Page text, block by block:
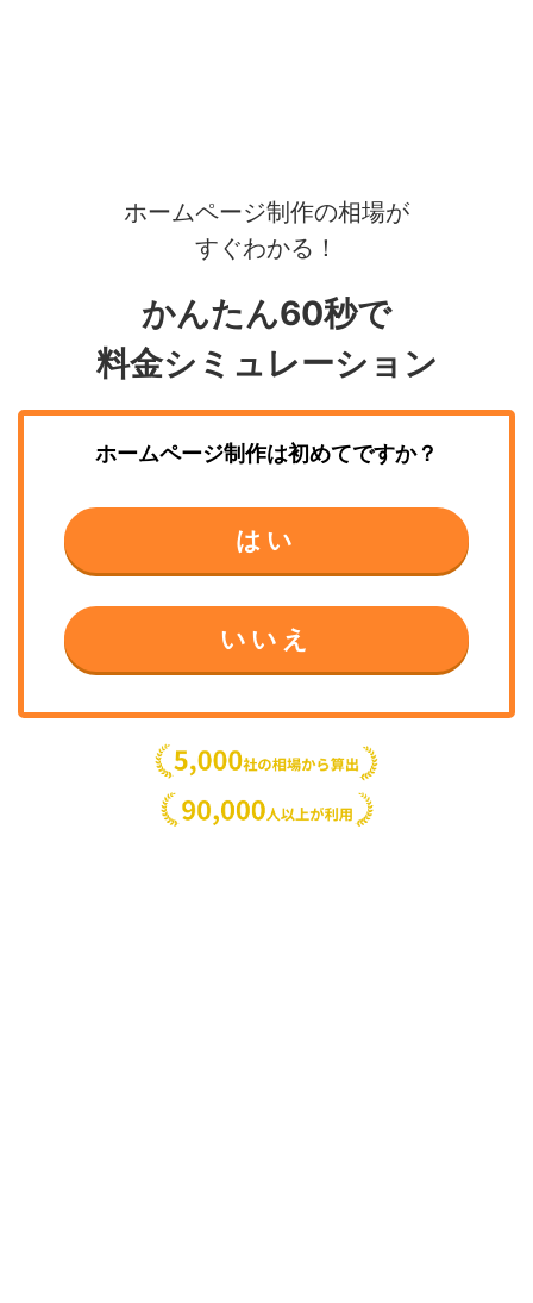
ホームページ制作の相場が
すぐわかる！
かんたん60秒で
料金シミュレーション
ホームページ制作は初めてですか？
はい
いいえ